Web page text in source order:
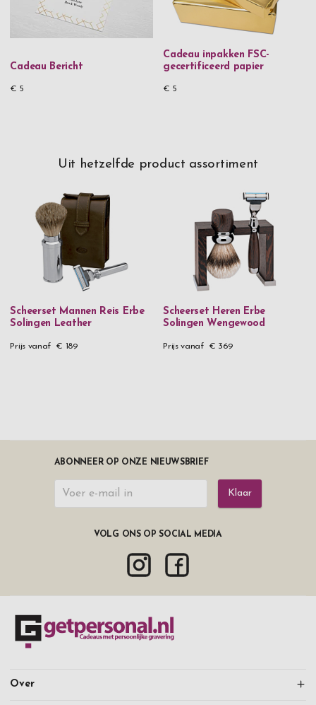
Cadeau Bericht
€ 5
Cadeau inpakken FSC-
gecertificeerd papier
€ 5
Uit hetzelfde product assortiment
Scheerset Mannen Reis Erbe
Solingen Leather
Prijs vanaf € 189
Scheerset Heren Erbe
Solingen Wengewood
Prijs vanaf € 369
ABONNEER OP ONZE NIEUWSBRIEF
Klaar
VOLG ONS OP SOCIAL MEDIA
Over